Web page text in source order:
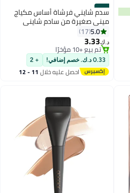
#22
سدم شايني فرشاة أساس مكياج
ميني صغيرة من سادم شايني
متعددة الاستخدامات لتطبيق كريم
الأساس، البودرة، وأحمر الخدود
5.0
17
د.ك‏3.33
تم بيع +10 مؤخرًا
تم بيع +10 مؤخرًا
0.33 د.ك. خصم إضافي! + 2
احصل عليه خلال 11 - 12